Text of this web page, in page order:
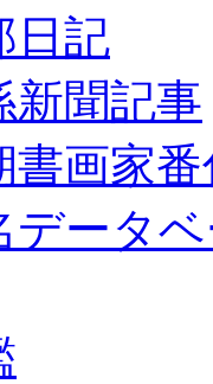
日記
新聞記事
書画家
データ